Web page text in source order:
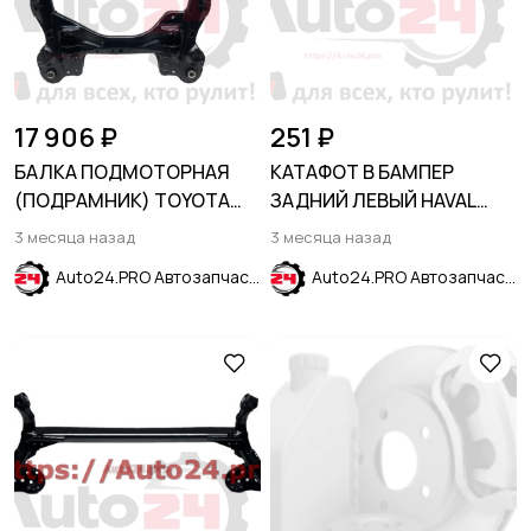
17 906 ₽
БАЛКА ПОДМОТОРНАЯ
(ПОДРАМНИК) TOYOTA
CAMRY 2001-2018
3 месяца назад
Auto24.PRO Автозапчасти
251 ₽
КАТАФОТ В БАМПЕР
ЗАДНИЙ ЛЕВЫЙ HAVAL
JOLION 2021-
3 месяца назад
Auto24.PRO Автозапчасти